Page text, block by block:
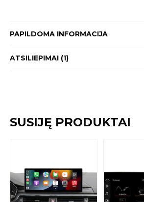
PAPILDOMA INFORMACIJA
ATSILIEPIMAI (1)
SUSIJĘ PRODUKTAI